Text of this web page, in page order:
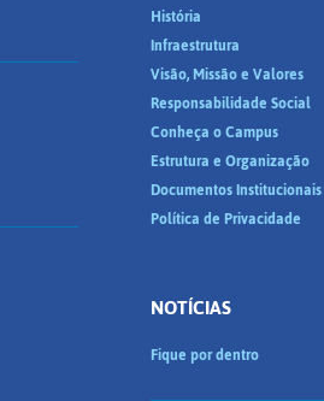
História
Infraestrutura
Visão, Missão e Valores
Responsabilidade Social
Conheça o Campus
Estrutura e Organização
Documentos Institucionais
Política de Privacidade
NOTÍCIAS
Fique por dentro